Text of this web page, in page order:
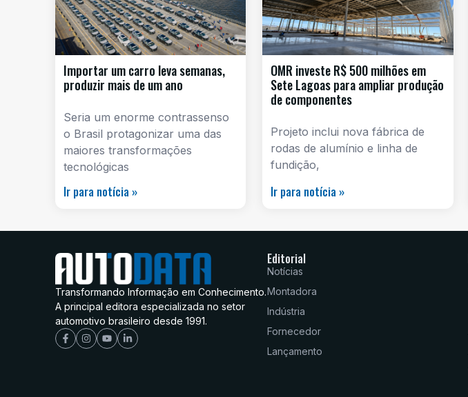
Importar um carro leva semanas,
produzir mais de um ano
Seria um enorme contrassenso
o Brasil protagonizar uma das
maiores transformações
tecnológicas
Ir para notícia »
OMR investe R$ 500 milhões em
Sete Lagoas para ampliar produção
de componentes
Projeto inclui nova fábrica de
rodas de alumínio e linha de
fundição,
Ir para notícia »
Transformando Informação em Conhecimento.
A principal editora especializada no setor
automotivo brasileiro desde 1991.
Editorial
Notícias
Montadora
Indústria
Fornecedor
Lançamento